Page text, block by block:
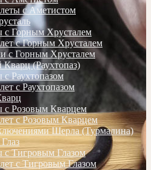
с Аметистом
с Горным Хрусталем
с Горным Хрусталем
с Горным Хрусталем
(Раухтопаз)
с Раухтопазом
с Раухтопазом
с Розовым Кварцем
с Розовым Кварцем
Шерла (Турмалина)
с Тигровым Глазом
с Тигровым Глазом